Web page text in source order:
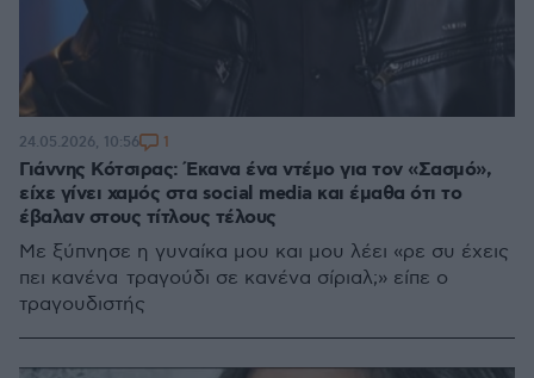
Γιάννης Κότσιρας: Έκανα ένα ντέμο για τον «Σασμό»,
είχε γίνει χαμός στα social media και έμαθα ότι το
έβαλαν στους τίτλους τέλους
Με ξύπνησε η γυναίκα μου και μου λέει «ρε συ έχεις
πει κανένα τραγούδι σε κανένα σίριαλ;» είπε ο
τραγουδιστής
24.05.2026, 10:56 1